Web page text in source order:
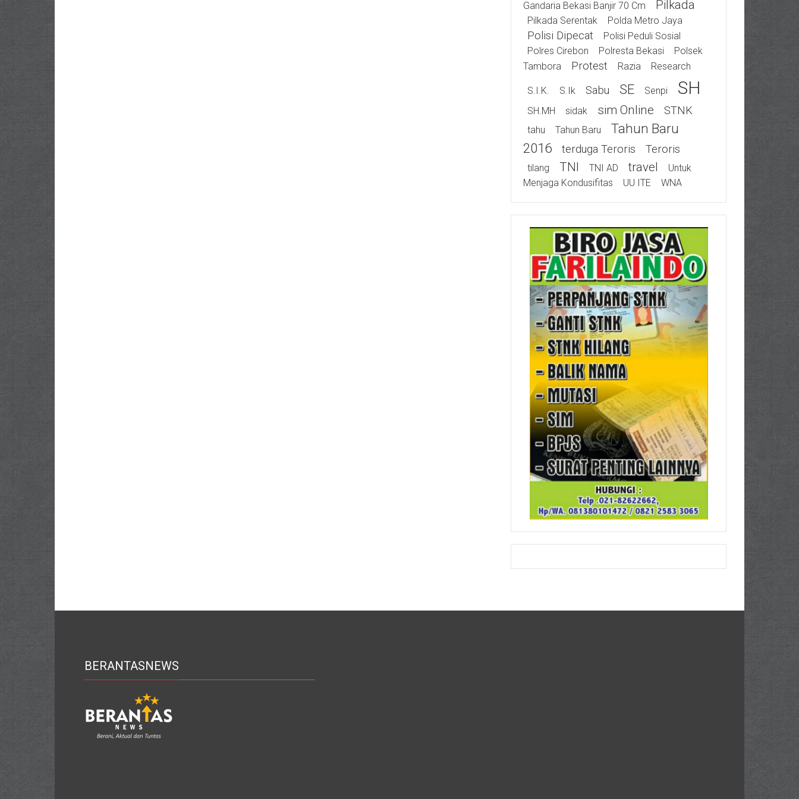
Gandaria Bekasi Banjir 70 Cm
Pilkada
Pilkada Serentak Polda Metro Jaya
Polisi Dipecat
Polisi Peduli Sosial
Polres Cirebon
Polresta Bekasi
Polsek
Tambora
Protest Razia Research
S.I.K. S.Ik Sabu SE Senpi SH
SH.MH Sidak Sim Online STNK
Tahu Tahun Baru
Tahun Baru
2016
Terduga Teroris Teroris
Tilang TNI TNI AD Travel
Untuk
Menjaga Kondusifitas
UU ITE WNA
BERANTASNEWS